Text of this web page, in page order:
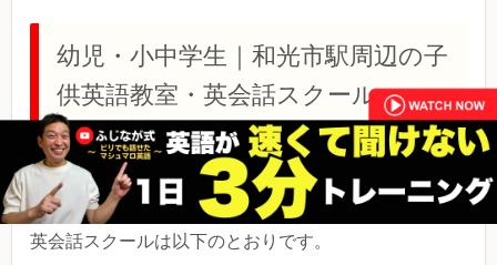
幼児・小中学生｜和光市駅周辺の子
供英語教室・英会話スクール
次に、最寄りが和光市駅ではありませんが、和光市駅
周辺の子供（幼児・小中学生）のおすすめ英語教室・
英会話スクールは以下のとおりです。